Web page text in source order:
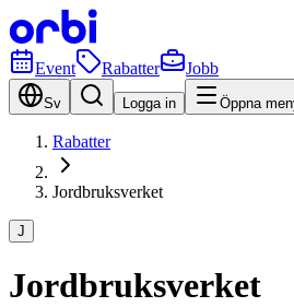
Event Rabatter Jobb
Sv Logga in Öppna
Rabatter
Jordbruksverket
J
Jordbruksverket